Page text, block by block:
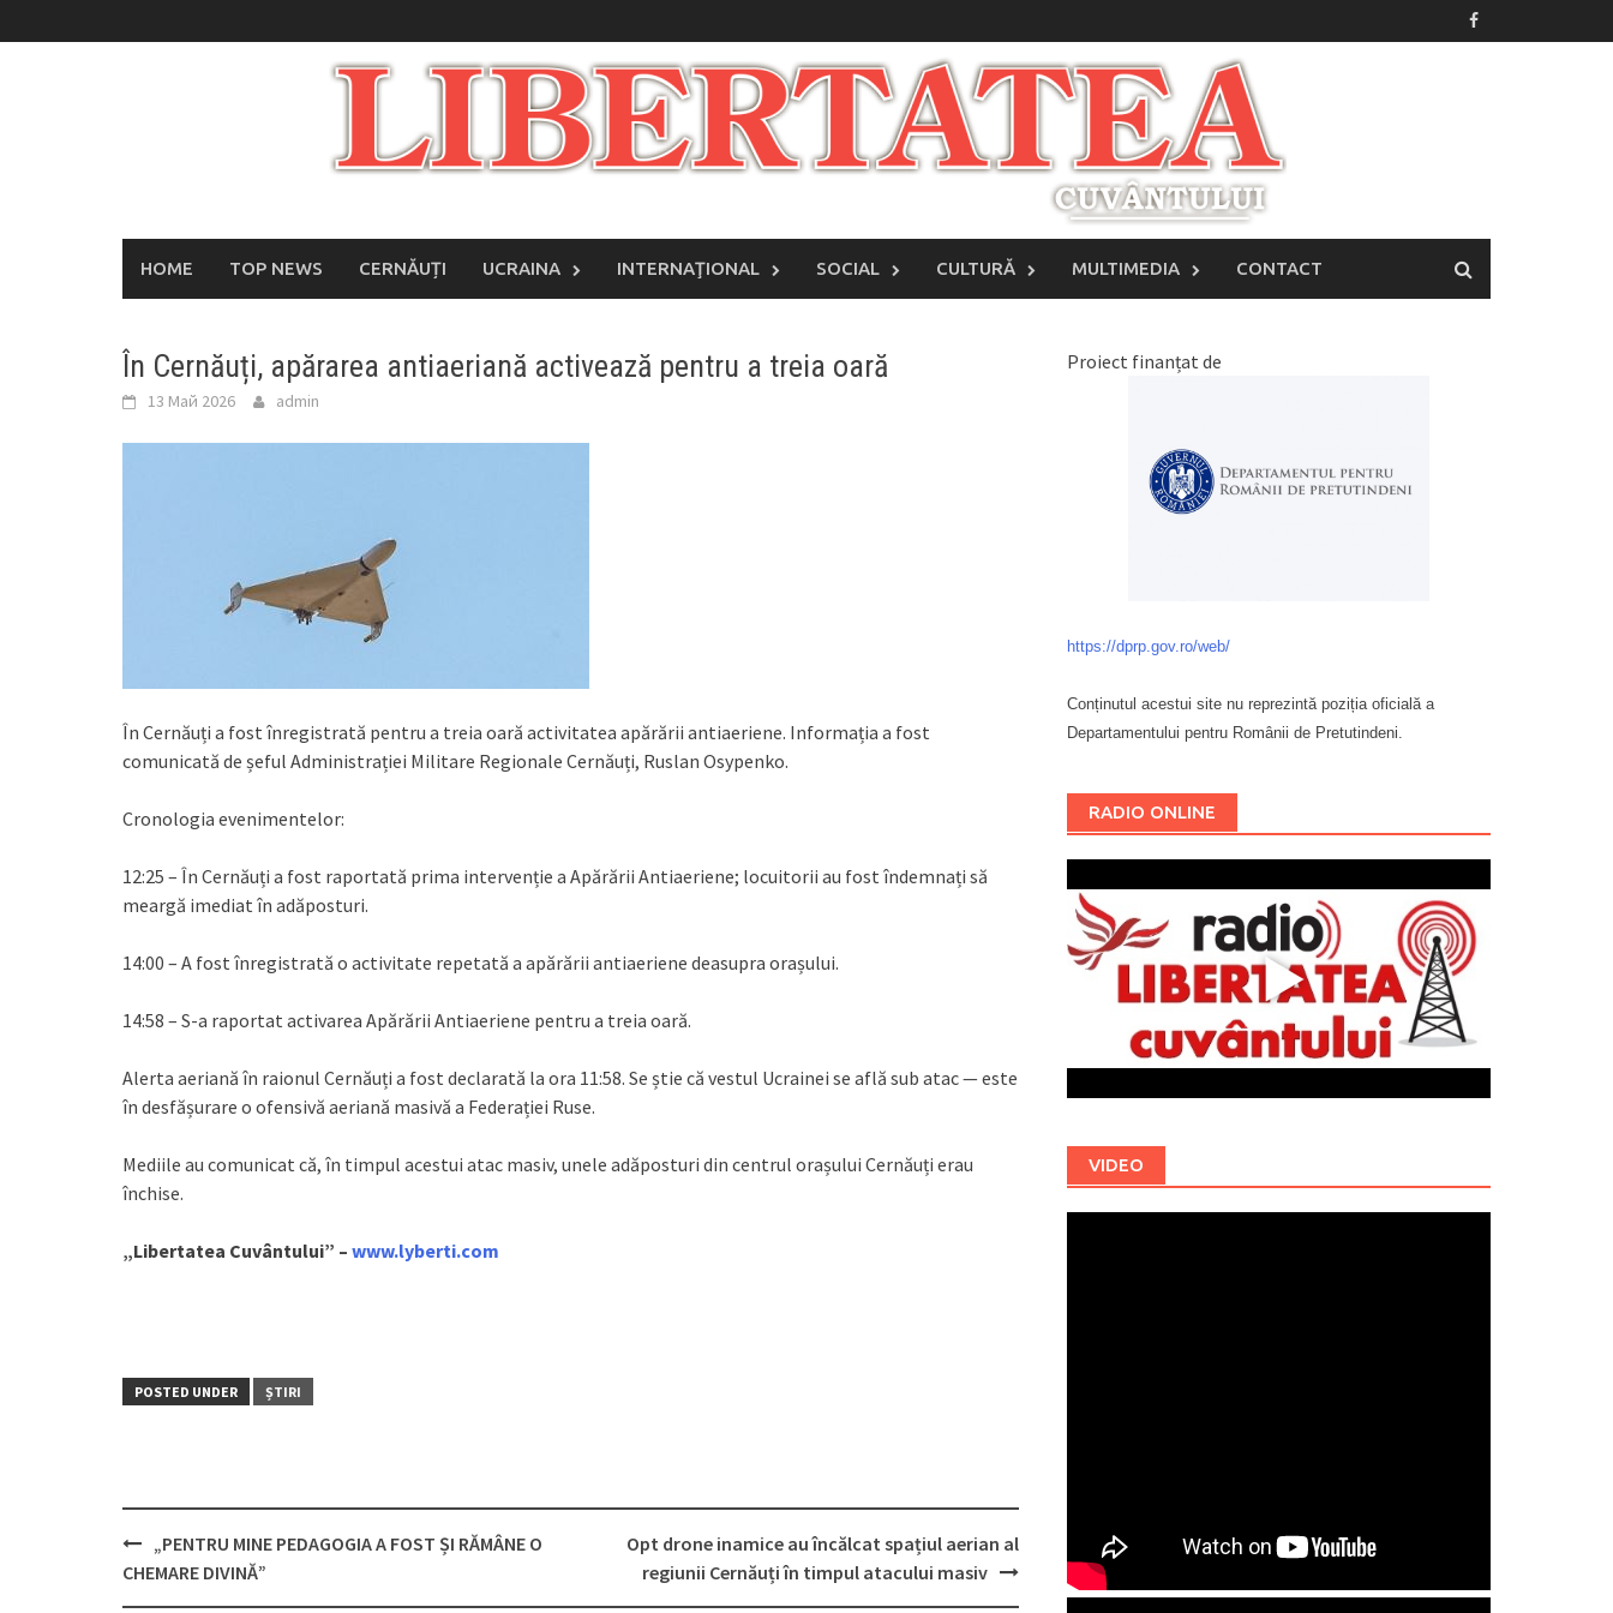
to
HOME TOP NEWS CERNĂUȚI UCRAINA INTERNAŢIONAL SOCIAL CULTURĂ MULTIMEDIA CONTACT
În Cernăuți, apărarea antiaeriană activează pentru a treia oară
13 Май 2026 admin
În Cernăuți a fost înregistrată pentru a treia oară activitatea apărării antiaeriene. Informația a fost
comunicată de șeful Administrației Militare Regionale Cernăuți, Ruslan Osypenko.
Cronologia evenimentelor:
12:25 – În Cernăuți a fost raportată prima intervenție a Apărării Antiaeriene; locuitorii au fost îndemnați să
meargă imediat în adăposturi.
14:00 – A fost înregistrată o activitate repetată a apărării antiaeriene deasupra orașului.
14:58 – S-a raportat activarea Apărării Antiaeriene pentru a treia oară.
Alerta aeriană în raionul Cernăuți a fost declarată la ora 11:58. Se știe că vestul Ucrainei se află sub atac — este
în desfășurare o ofensivă aeriană masivă a Federației Ruse.
Mediile au comunicat că, în timpul acestui atac masiv, unele adăposturi din centrul orașului Cernăuți erau
închise.
„Libertatea Cuvântului” – www.lyberti.com
POSTED UNDER ȘTIRI
Post
navigation
„PENTRU MINE PEDAGOGIA A FOST ȘI RĂMÂNE O
CHEMARE DIVINĂ”
Opt drone inamice au încălcat spațiul aerian al
regiunii Cernăuți în timpul atacului masiv
Proiect finanțat de
https://dprp.gov.ro/web/
Conținutul acestui site nu reprezintă poziția oficială a
Departamentului pentru Românii de Pretutindeni.
RADIO ONLINE
VIDEO